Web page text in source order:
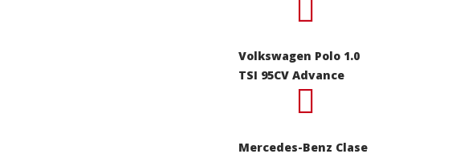
Volkswagen Polo 1.0
TSI 95CV Advance
Mercedes-Benz Clase